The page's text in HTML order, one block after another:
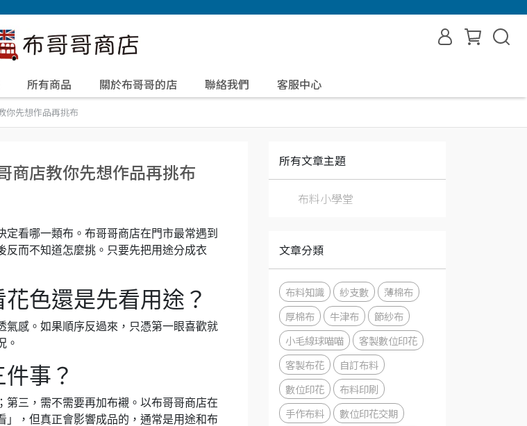
所有商品 關於布哥哥的店 聯絡我們 客服中心
你先想作品再挑布
商店教你先想作品再挑布
看哪一類布。布哥哥商店在門市最常遇到
反而不知道怎麼挑。只要先把用途分成衣
色還是先看用途？
氣感。如果順序反過來，只憑第一眼喜歡就
。
事？
三，需不需要再加布襯。以布哥哥商店在
，但真正會影響成品的，通常是用途和布
所有文章主題
布料小學堂
文章分類
布料知識 紗支數
薄棉布
厚棉布
牛津布
節紗布
小毛線球喵喵
客製數位印花
客製布花
自訂布料
數位印花
布料印刷
手作布料
數位印花交期